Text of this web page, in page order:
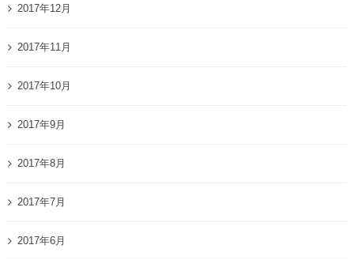
2017年12月
2017年11月
2017年10月
2017年9月
2017年8月
2017年7月
2017年6月